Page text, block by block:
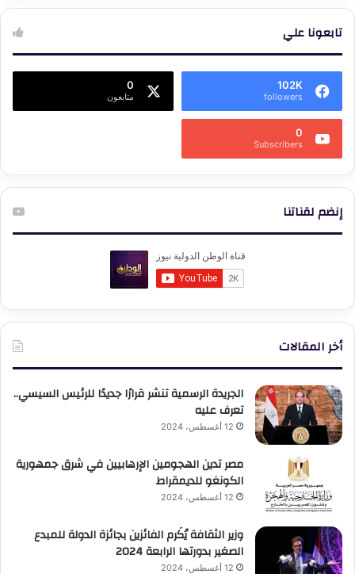
تابعونا علي
102K
followers
0
متابعون
0
Subscribers
إنضم لقناتنا
أخر المقالات
الجريدة الرسمية تنشر قرارًا جديدًا للرئيس السيسي..
تعرف عليه
12 أغسطس، 2024
مصر تدين الهجومين الإرهابيين في شرق جمهورية
الكونغو للديمقراط
12 أغسطس، 2024
وزير الثقافة يُكَرم الفائزين بجائزة الدولة للمبدع
الصغير بدورتها الرابعة 2024
12 أغسطس، 2024